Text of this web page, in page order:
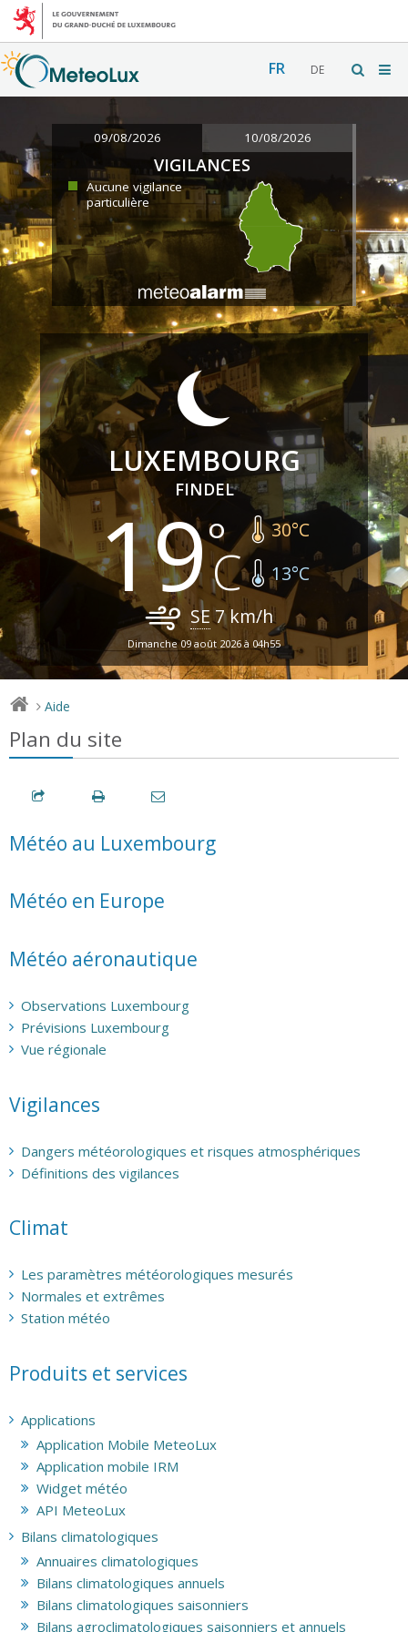
FR DE
09/08/2026 10/08/2026
VIGILANCES
Aucune vigilance
particulière
LUXEMBOURG
FINDEL
19 30°C
13°C
SE7km/h
Dimanche 09 août 2026 à 04h55
> Aide
Plan du site
Météo au Luxembourg
Météo en Europe
Météo aéronautique
Observations Luxembourg
Prévisions Luxembourg
Vue régionale
Vigilances
Dangers météorologiques et risques atmosphériques
Définitions des vigilances
Climat
Les paramètres météorologiques mesurés
Normales et extrêmes
Station météo
Produits et services
Applications
Application Mobile MeteoLux
Application mobile IRM
Widget météo
API MeteoLux
Bilans climatologiques
Annuaires climatologiques
Bilans climatologiques annuels
Bilans climatologiques saisonniers
Bilans agroclimatologiques saisonniers et annuels